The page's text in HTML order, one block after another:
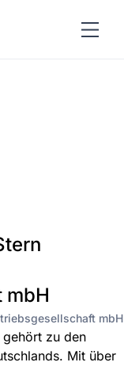
mbH
mbH
gehört zu den
Mit über